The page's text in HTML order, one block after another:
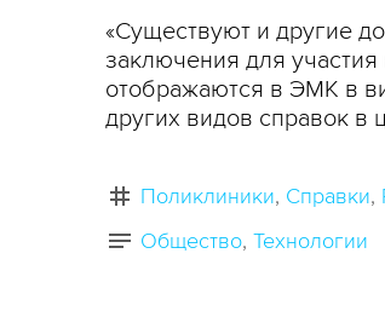
«Существуют и другие
заключения для
отображаются в ЭМК в
других видов справок в
Поликлиники Справки
Общество Технологии